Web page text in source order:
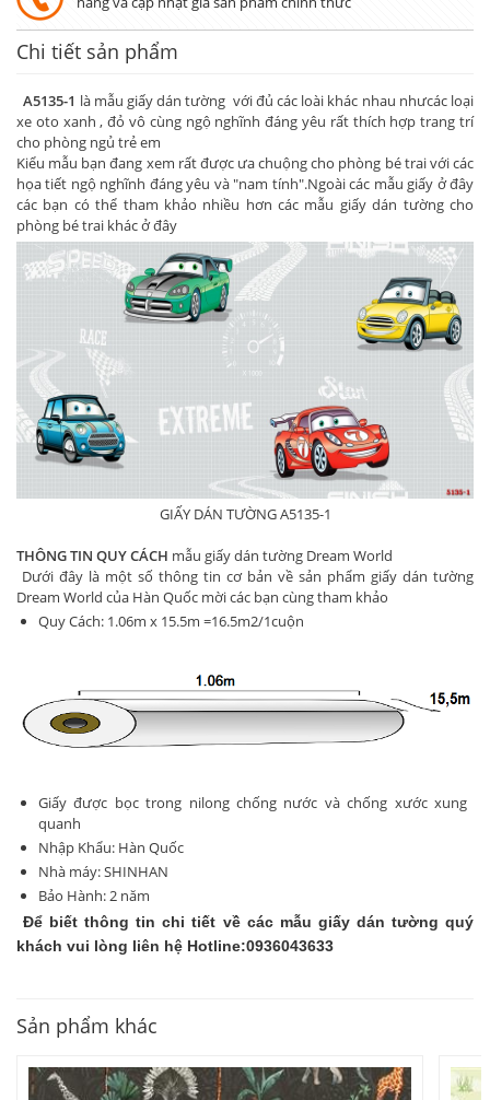
Chi tiết sản phẩm
A5135-1 là mẫu giấy dán tường với đủ các loài khác nhau nhưcác loại
xe oto xanh , đỏ vô cùng ngộ nghĩnh đáng yêu rất thích hợp trang trí
cho phòng ngủ trẻ em
Kiểu mẫu bạn đang xem rất được ưa chuộng cho phòng bé trai với các
họa tiết ngộ nghĩnh đáng yêu và "nam tính".Ngoài các mẫu giấy ở đây
các bạn có thể tham khảo nhiều hơn các mẫu giấy dán tường cho
phòng bé trai khác ở đây
GIẤY DÁN TƯỜNG A5135-1
THÔNG TIN QUY CÁCH mẫu giấy dán tường Dream World
Dưới đây là một số thông tin cơ bản về sản phẩm giấy dán tường
Dream World của Hàn Quốc mời các bạn cùng tham khảo
Quy Cách: 1.06m x 15.5m =16.5m2/1cuộn
Giấy được bọc trong nilong chống nước và chống xước xung
quanh
Nhập Khẩu: Hàn Quốc
Nhà máy: SHINHAN
Bảo Hành: 2 năm
Để biết thông tin chi tiết về các mẫu giấy dán tường quý
khách vui lòng liên hệ Hotline:0936043633
Sản phẩm khác